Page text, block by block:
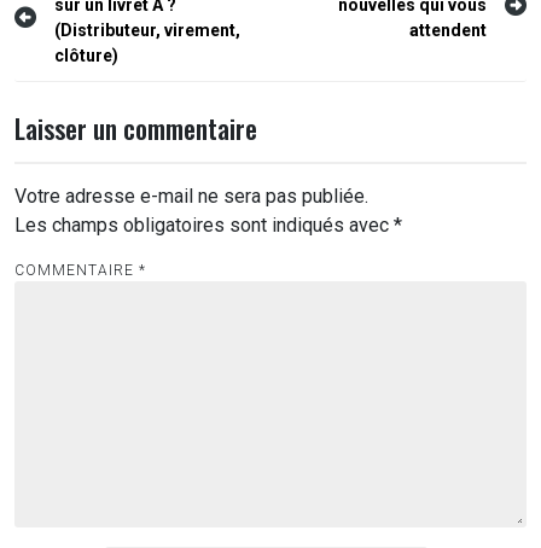
de
l’article
sur un livret A ?
(Distributeur, virement,
clôture)
nouvelles qui vous
attendent
Laisser un commentaire
Votre adresse e-mail ne sera pas publiée.
Les champs obligatoires sont indiqués avec *
COMMENTAIRE *